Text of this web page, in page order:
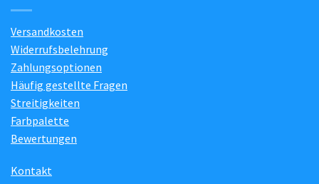
Versandkosten
Widerrufsbelehrung
Zahlungsoptionen
Häufig gestellte Fragen
Streitigkeiten
Farbpalette
Bewertungen
Kontakt